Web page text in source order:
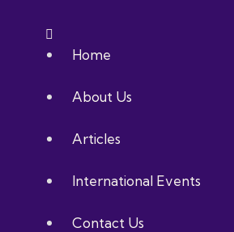
Home
About Us
Articles
International Events
Contact Us